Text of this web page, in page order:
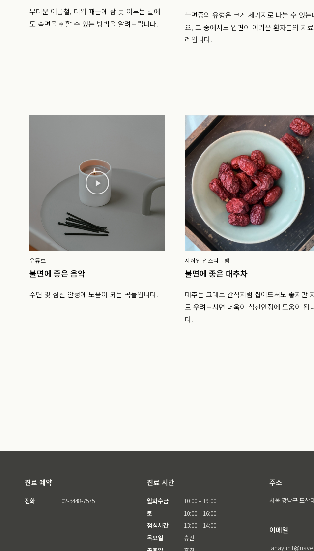
무더운 여름철, 더위 때문에 잠 못 이루는 날에
도 숙면을 취할 수 있는 방법을 알려드립니다.
불면증의 유형은 크게 세가지로 나눌 수 있는
요, 그 중에서도 입면이 어려운 환자분의 치
례입니다.
유튜브
불면에 좋은 음악
수면 및 심신 안정에 도움이 되는 곡들입니다.
자하연 인스타그램
불면에 좋은 대추차
대추는 그대로 간식처럼 씹어드셔도 좋지만
로 우려드시면 더욱이 심신안정에 도움이 됩
다.
진료 예약
전화 02-3448-7575
진료 시간
월화수금
토
점심시간
목요일
10:00 – 19:00
10:00 – 16:00
13:00 – 14:00
휴진
주소
서울 강남구 도산
이메일